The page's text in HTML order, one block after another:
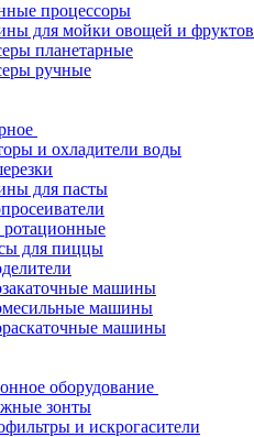
процессоры
для мойки овощей и фруктов
планетарные
ручные
и охладители воды
для пасты
для пиццы
машины
машины
машины
оборудование
зонты
и искрогасители